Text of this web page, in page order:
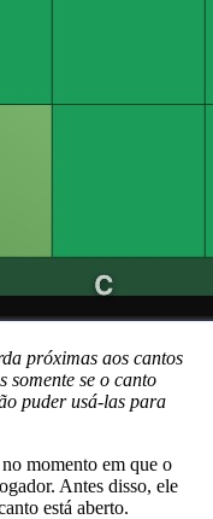
próximas aos cantos
somente se o canto
puder usá-las para
momento em que o
Antes disso, ele
está aberto.